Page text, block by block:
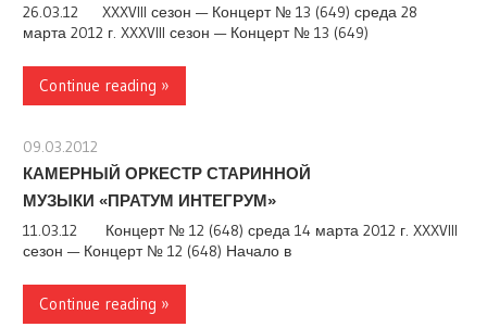
26.03.12 XXXVIII сезон — Концерт № 13 (649) среда 28
марта 2012 г. XXXVIII сезон — Концерт № 13 (649)
Continue reading »
09.03.2012
КАМЕРНЫЙ ОРКЕСТР СТАРИННОЙ
МУЗЫКИ «ПРАТУМ ИНТЕГРУМ»
11.03.12 Концерт № 12 (648) среда 14 марта 2012 г. XXXVIII
сезон — Концерт № 12 (648) Начало в
Continue reading »